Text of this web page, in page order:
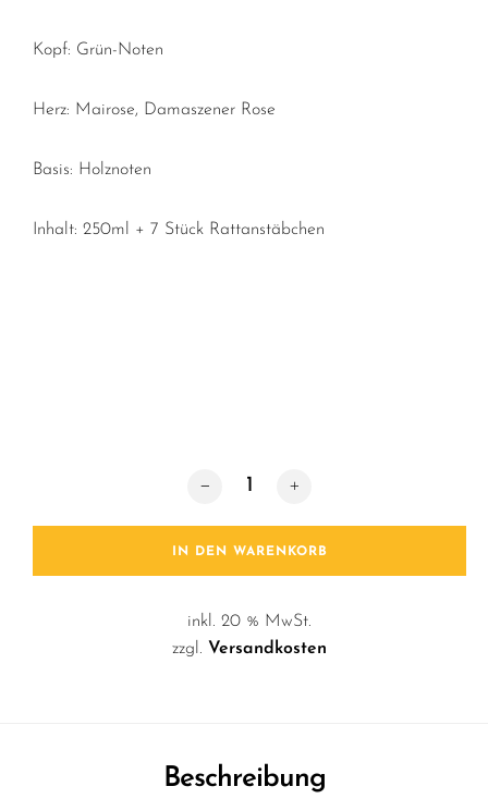
Kopf: Grün-Noten
Herz: Mairose, Damaszener Rose
Basis: Holznoten
Inhalt: 250ml + 7 Stück Rattanstäbchen
Reed Diffuseröl / Roses Menge
IN DEN WARENKORB
inkl. 20 % MwSt.
zzgl. Versandkosten
Beschreibung